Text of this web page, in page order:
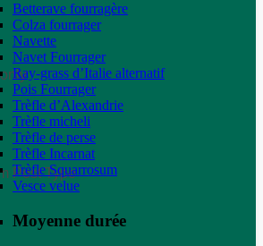
Post Type
Betterave fourragère
Colza fourrager
Navette
Navet Fourrager
Ray-grass d’Italie alternatif
Pois Fourrager
Trèfle d’Alexandrie
Trèfle micheli
Trèfle de perse
Trèfle Incarnat
Trèfle Squarrosum
Vesce velue
Moyenne durée